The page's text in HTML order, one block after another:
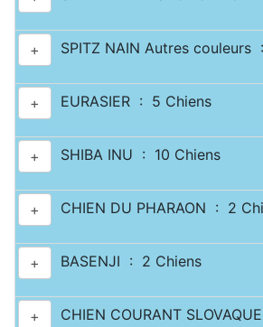
+ SPITZ NAIN Autres couleurs
+ EURASIER : 5 Chiens
+ SHIBA INU : 10 Chiens
+ CHIEN DU PHARAON : 2
+ BASENJI : 2 Chiens
+ CHIEN COURANT